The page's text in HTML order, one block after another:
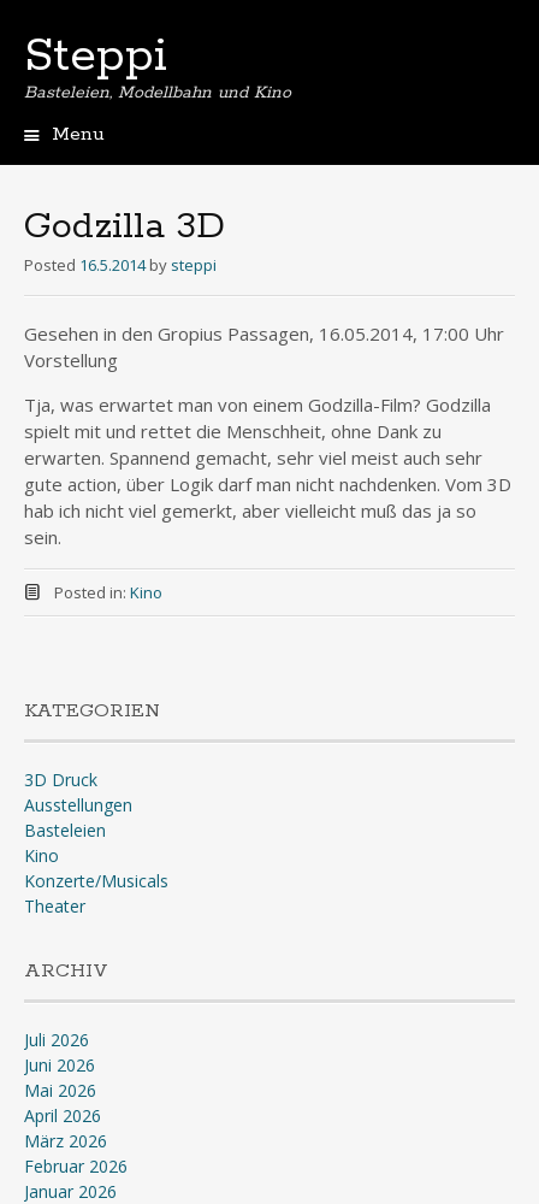
Steppi
Basteleien, Modellbahn und Kino
Menu
Godzilla 3D
Posted 16.5.2014 by steppi
Gesehen in den Gropius Passagen, 16.05.2014, 17:00 Uhr
Vorstellung
Tja, was erwartet man von einem Godzilla-Film? Godzilla
spielt mit und rettet die Menschheit, ohne Dank zu
erwarten. Spannend gemacht, sehr viel meist auch sehr
gute action, über Logik darf man nicht nachdenken. Vom 3D
hab ich nicht viel gemerkt, aber vielleicht muß das ja so
sein.
Posted in: Kino
KATEGORIEN
3D Druck
Ausstellungen
Basteleien
Kino
Konzerte/Musicals
Theater
ARCHIV
Juli 2026
Juni 2026
Mai 2026
April 2026
März 2026
Februar 2026
Januar 2026